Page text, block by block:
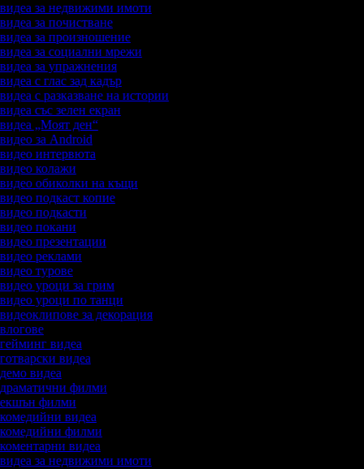
видеа за недвижими имоти
за почистване
видеа за произношение
видеа за социални мрежи
видеа за упражнения
с глас зад кадър
с разказване на истории
със зелен екран
видеа „Моят ден“
за Android
видео интервюта
колажи
видео обиколки на къщи
подкаст копие
подкасти
покани
презентации
реклами
турове
видео уроци за грим
видео уроци по танци
за декорация
видеа
видеа
видеа
драматични филми
екшън филми
комедийни видеа
комедийни филми
видеа
видеа за недвижими имоти